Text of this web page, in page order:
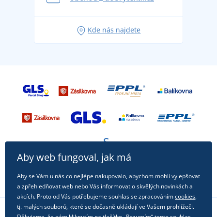
Kde nás najdete
Aby web fungoval, jak má
Aby se Vám u nás co nejlépe nakupovalo, abychom mohli vylepšovat
a zpřehledňovat web nebo Vás informovat o skvělých novinkách a
akcích. Proto od Vás potřebujeme souhlas se zpracovánímcookies,
tj. malých souborů, které se dočasně ukládají ve Vašem prohlížeči.